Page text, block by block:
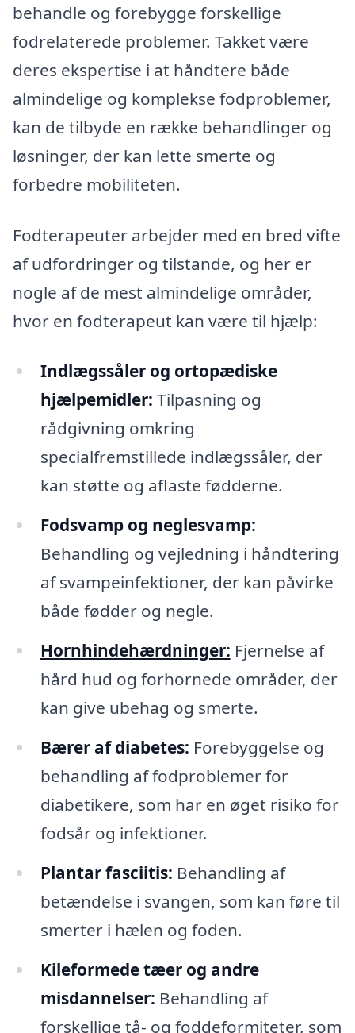
behandle og forebygge forskellige
fodrelaterede problemer. Takket være
deres ekspertise i at håndtere både
almindelige og komplekse fodproblemer,
kan de tilbyde en række behandlinger og
løsninger, der kan lette smerte og
forbedre mobiliteten.
Fodterapeuter arbejder med en bred vifte
af udfordringer og tilstande, og her er
nogle af de mest almindelige områder,
hvor en fodterapeut kan være til hjælp:
Indlægssåler og ortopædiske
hjælpemidler: Tilpasning og
rådgivning omkring
specialfremstillede indlægssåler, der
kan støtte og aflaste fødderne.
Fodsvamp og neglesvamp:
Behandling og vejledning i håndtering
af svampeinfektioner, der kan påvirke
både fødder og negle.
Hornhindehærdninger: Fjernelse af
hård hud og forhornede områder, der
kan give ubehag og smerte.
Bærer af diabetes: Forebyggelse og
behandling af fodproblemer for
diabetikere, som har en øget risiko for
fodsår og infektioner.
Plantar fasciitis: Behandling af
betændelse i svangen, som kan føre til
smerter i hælen og foden.
Kileformede tæer og andre
misdannelser: Behandling af
forskellige tå- og foddeformiteter, som